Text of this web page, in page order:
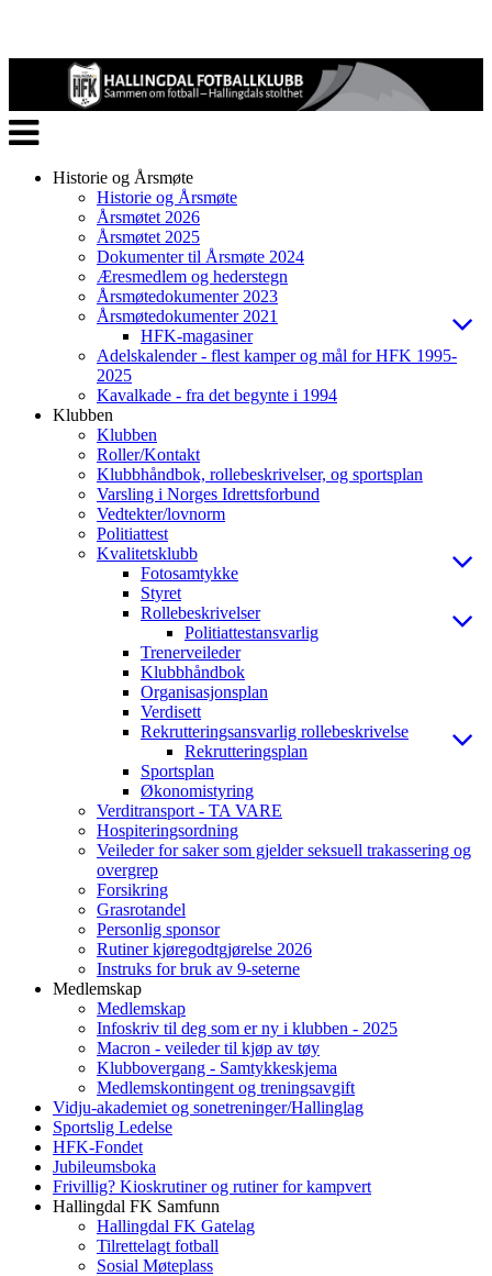
Veksle
navigasjon
Historie og Årsmøte
Historie og Årsmøte
Årsmøtet 2026
Årsmøtet 2025
Dokumenter til Årsmøte 2024
Æresmedlem og hederstegn
Årsmøtedokumenter 2023
Årsmøtedokumenter 2021
HFK-magasiner
Adelskalender - flest kamper og mål for HFK 1995-
2025
Kavalkade - fra det begynte i 1994
Klubben
Klubben
Roller/Kontakt
Klubbhåndbok, rollebeskrivelser, og sportsplan
Varsling i Norges Idrettsforbund
Vedtekter/lovnorm
Politiattest
Kvalitetsklubb
Fotosamtykke
Styret
Rollebeskrivelser
Politiattestansvarlig
Trenerveileder
Klubbhåndbok
Organisasjonsplan
Verdisett
Rekrutteringsansvarlig rollebeskrivelse
Rekrutteringsplan
Sportsplan
Økonomistyring
Verditransport - TA VARE
Hospiteringsordning
Veileder for saker som gjelder seksuell trakassering og
overgrep
Forsikring
Grasrotandel
Personlig sponsor
Rutiner kjøregodtgjørelse 2026
Instruks for bruk av 9-seterne
Medlemskap
Medlemskap
Infoskriv til deg som er ny i klubben - 2025
Macron - veileder til kjøp av tøy
Klubbovergang - Samtykkeskjema
Medlemskontingent og treningsavgift
Vidju-akademiet og sonetreninger/Hallinglag
Sportslig Ledelse
HFK-Fondet
Jubileumsboka
Frivillig? Kioskrutiner og rutiner for kampvert
Hallingdal FK Samfunn
Hallingdal FK Gatelag
Tilrettelagt fotball
Sosial Møteplass